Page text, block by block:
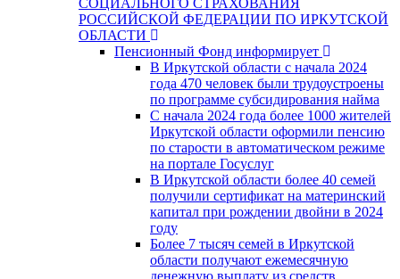
РОССИЙСКОЙ ФЕДЕРАЦИИ ПО ИРКУТСКОЙ
ОБЛАСТИ
Пенсионный Фонд информирует
В Иркутской области с начала 2024
года 470 человек были трудоустроены
по программе субсидирования найма
С начала 2024 года более 1000 жителей
Иркутской области оформили пенсию
по старости в автоматическом режиме
на портале Госуслуг
В Иркутской области более 40 семей
получили сертификат на материнский
капитал при рождении двойни в 2024
году
Более 7 тысяч семей в Иркутской
области получают ежемесячную
денежную выплату из средств